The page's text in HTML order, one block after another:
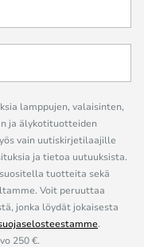
lamppujen, valaisinten,
ja älykotituotteiden
vain uutiskirjetilaajille
ja tietoa uutuuksista.
tuotteita sekä
Voit peruuttaa
jonka löydät jokaisesta
.
250 €.